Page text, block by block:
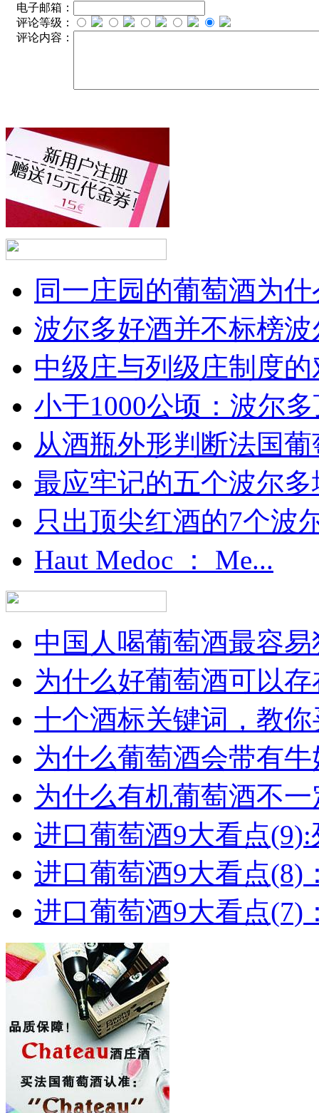
电子邮箱：
评论等级：
评论内容：
同一庄园的葡萄酒为
波尔多好酒并不标榜
中级庄与列级庄制度
小于1000公顷：波尔
从酒瓶外形判断法国
最应牢记的五个波尔多
只出顶尖红酒的7个波
Haut Medoc ： Me...
中国人喝葡萄酒最容
为什么好葡萄酒可以
十个酒标关键词，教
为什么葡萄酒会带有
为什么有机葡萄酒不
进口葡萄酒9大看点(9):
进口葡萄酒9大看点(8)
进口葡萄酒9大看点(7)